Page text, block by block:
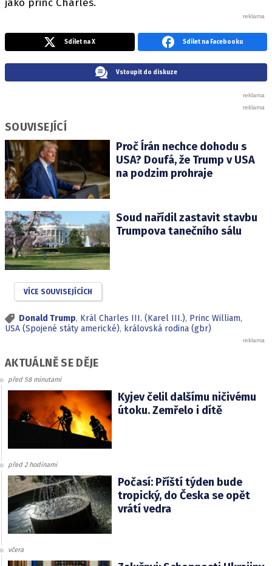
Sdílet na X Sdílet na Facebooku
Vstoupit do diskuze
SOUVISEJÍCÍ
Proč Írán nechce dohodu s
USA? Doufá, že Trump v USA
na podzim prohraje
Soud nařídil zastavit stavbu
Trumpova tanečního sálu
VÍCE SOUVISEJÍCÍCH
Donald Trump, Král Charles III. (Karel III.), Princ William,
USA (Spojené státy americké), královská rodina (gbr)
AKTUÁLNĚ SE DĚJE
před 58 minutami
Kyjev čelil dalšímu ničivému
útoku. Zemřelo i dítě
před 2 hodinami
Počasí: Příští týden bude
tropický, do Česka se opět
vrátí vedra
včera